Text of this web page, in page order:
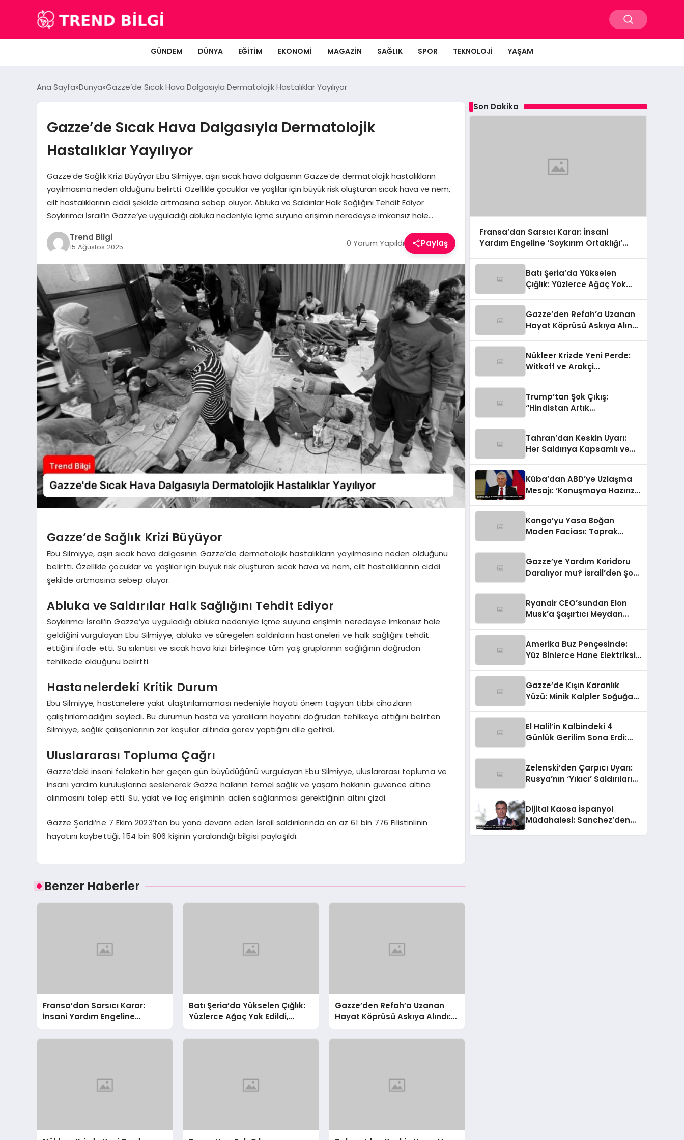
GÜNDEM DÜNYA EĞITIM EKONOMI MAGAZIN SAĞLIK SPOR TEKNOLOJI YAŞAM
Ana Sayfa Dünya Gazze’de Sıcak Hava Dalgasıyla Dermatolojik Hastalıklar Yayılıyor
Gazze’de Sıcak Hava Dalgasıyla Dermatolojik
Hastalıklar Yayılıyor
Gazze’de Sağlık Krizi Büyüyor Ebu Silmiyye, aşırı sıcak hava dalgasının Gazze’de dermatolojik hastalıkların
yayılmasına neden olduğunu belirtti. Özellikle çocuklar ve yaşlılar için büyük risk oluşturan sıcak hava ve nem,
cilt hastalıklarının ciddi şekilde artmasına sebep oluyor. Abluka ve Saldırılar Halk Sağlığını Tehdit Ediyor
Soykırımcı İsrail’in Gazze’ye uyguladığı abluka nedeniyle içme suyuna erişimin neredeyse imkansız hale…
Trend Bilgi
15 Ağustos 2025 0 Yorum Yapıldı Paylaş
Gazze’de Sağlık Krizi Büyüyor
Ebu Silmiyye, aşırı sıcak hava dalgasının Gazze’de dermatolojik hastalıkların yayılmasına neden olduğunu
belirtti. Özellikle çocuklar ve yaşlılar için büyük risk oluşturan sıcak hava ve nem, cilt hastalıklarının ciddi
şekilde artmasına sebep oluyor.
Abluka ve Saldırılar Halk Sağlığını Tehdit Ediyor
Soykırımcı İsrail’in Gazze’ye uyguladığı abluka nedeniyle içme suyuna erişimin neredeyse imkansız hale
geldiğini vurgulayan Ebu Silmiyye, abluka ve süregelen saldırıların hastaneleri ve halk sağlığını tehdit
ettiğini ifade etti. Su sıkıntısı ve sıcak hava krizi birleşince tüm yaş gruplarının sağlığının doğrudan
tehlikede olduğunu belirtti.
Hastanelerdeki Kritik Durum
Ebu Silmiyye, hastanelere yakıt ulaştırılamaması nedeniyle hayati önem taşıyan tıbbi cihazların
çalıştırılamadığını söyledi. Bu durumun hasta ve yaralıların hayatını doğrudan tehlikeye attığını belirten
Silmiyye, sağlık çalışanlarının zor koşullar altında görev yaptığını dile getirdi.
Uluslararası Topluma Çağrı
Gazze’deki insani felaketin her geçen gün büyüdüğünü vurgulayan Ebu Silmiyye, uluslararası topluma ve
insani yardım kuruluşlarına seslenerek Gazze halkının temel sağlık ve yaşam hakkının güvence altına
alınmasını talep etti. Su, yakıt ve ilaç erişiminin acilen sağlanması gerektiğinin altını çizdi.
Gazze Şeridi’ne 7 Ekim 2023’ten bu yana devam eden İsrail saldırılarında en az 61 bin 776 Filistinlinin
hayatını kaybettiği, 154 bin 906 kişinin yaralandığı bilgisi paylaşıldı.
Benzer Haberler
Fransa’dan Sarsıcı Karar:
İnsani Yardım Engeline
‘Soykırım Ortaklığı’
Tutuklaması!
Batı Şeria’da Yükselen Çığlık:
Yüzlerce Ağaç Yok Edildi,
Hayvanlar Çalındı!
Gazze’den Refah’a Uzanan
Hayat Köprüsü Askıya Alındı:
Hasta Tahliyelerinde Şok
Gelişme
Son Dakika
Fransa’dan Sarsıcı Karar: İnsani
Yardım Engeline ‘Soykırım Ortaklığı’
Batı Şeria’da Yükselen
Çığlık: Yüzlerce Ağaç Yok
Gazze’den Refah’a Uzanan
Hayat Köprüsü Askıya Alındı:
Nükleer Krizde Yeni Perde:
Witkoff ve Arakçi
Trump’tan Şok Çıkış:
“Hindistan Artık
Tahran’dan Keskin Uyarı:
Her Saldırıya Kapsamlı ve
Küba’dan ABD’ye Uzlaşma
Mesajı: ‘Konuşmaya Hazırız,
Kongo’yu Yasa Boğan
Maden Faciası: Toprak
Gazze’ye Yardım Koridoru
Daralıyor mu? İsrail’den Şok
Ryanair CEO’sundan Elon
Musk’a Şaşırtıcı Meydan
Amerika Buz Pençesinde:
Yüz Binlerce Hane Elektriksiz
Gazze’de Kışın Karanlık
Yüzü: Minik Kalpler Soğuğa
El Halil’in Kalbindeki 4
Günlük Gerilim Sona Erdi:
Zelenski’den Çarpıcı Uyarı:
Rusya’nın ‘Yıkıcı’ Saldırıları
Dijital Kaosa İspanyol
Müdahalesi: Sanchez’den